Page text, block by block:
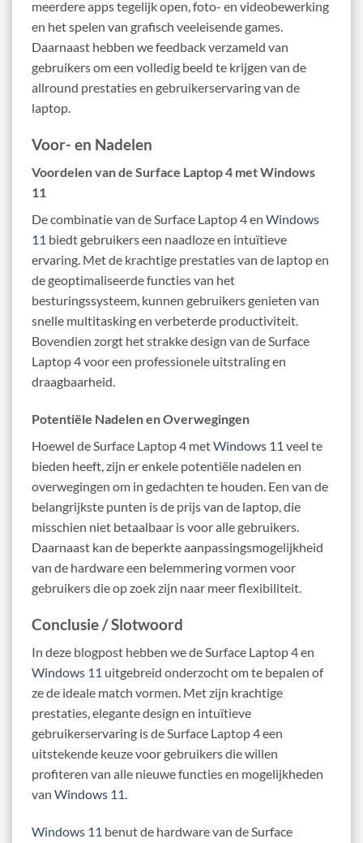
meerdere apps tegelijk open, foto- en videobewerking
en het spelen van grafisch veeleisende games.
Daarnaast hebben we feedback verzameld van
gebruikers om een volledig beeld te krijgen van de
allround prestaties en gebruikerservaring van de
laptop.
Voor- en Nadelen
Voordelen van de Surface Laptop 4 met Windows
11
De combinatie van de Surface Laptop 4 en Windows
11 biedt gebruikers een naadloze en intuïtieve
ervaring. Met de krachtige prestaties van de laptop en
de geoptimaliseerde functies van het
besturingssysteem, kunnen gebruikers genieten van
snelle multitasking en verbeterde productiviteit.
Bovendien zorgt het strakke design van de Surface
Laptop 4 voor een professionele uitstraling en
draagbaarheid.
Potentiële Nadelen en Overwegingen
Hoewel de Surface Laptop 4 metWindows 11 veel te
bieden heeft, zijn er enkele potentiële nadelen en
overwegingen om in gedachten te houden. Een van de
belangrijkste punten is de prijs van de laptop, die
misschien niet betaalbaar is voor alle gebruikers.
Daarnaast kan de beperkte aanpassingsmogelijkheid
van de hardware een belemmering vormen voor
gebruikers die op zoek zijn naar meer flexibiliteit.
Conclusie / Slotwoord
In deze blogpost hebben we de Surface Laptop 4 en
Windows 11 uitgebreid onderzocht om te bepalen of
ze de ideale match vormen. Met zijn krachtige
prestaties, elegante design en intuïtieve
gebruikerservaring is de Surface Laptop 4 een
uitstekende keuze voor gebruikers die willen
profiteren van alle nieuwe functies en mogelijkheden
van Windows 11.
Windows 11 benut de hardware van de Surface